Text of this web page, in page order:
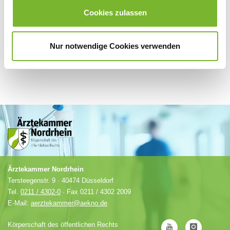
Cookies zulassen
Nur notwendige Cookies verwenden
Ärztekammer Nordrhein
Tersteegenstr. 9 · 40474 Düsseldorf
Tel. 0211 / 4302-0 · Fax 0211 / 4302 2009
E-Mail: aerztekammer@aekno.de
Körperschaft des öffentlichen Rechts